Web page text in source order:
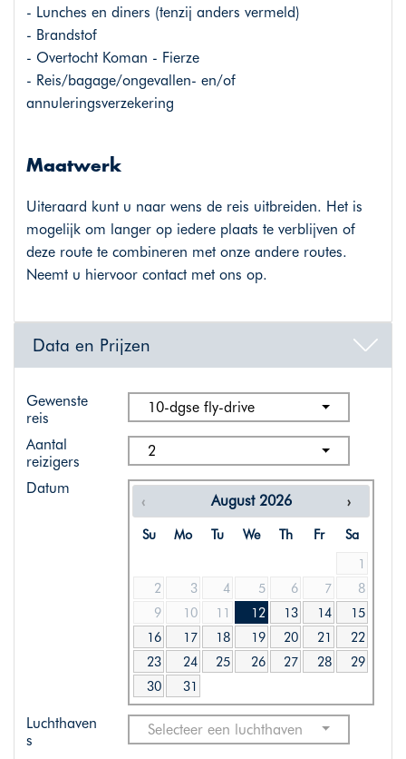
- Lunches en diners (tenzij anders vermeld)
- Brandstof
- Overtocht Koman - Fierze
- Reis/bagage/ongevallen- en/of
annuleringsverzekering
Maatwerk
Uiteraard kunt u naar wens de reis uitbreiden. Het is
mogelijk om langer op iedere plaats te verblijven of
deze route te combineren met onze andere routes.
Neemt u hiervoor contact met ons op.
Data en Prijzen
Gewenste
reis
10-dgse fly-drive
Aantal
reizigers
2
Datum
August 2026
Su Mo Tu We Th Fr
Sa
1
2
3 4 5 6 7
8
9
10 11 12 13 14
15
16
17 18 19 20 21
22
23
24 25 26 27 28
29
30
31
Luchthaven
s
Selecteer een luchthaven